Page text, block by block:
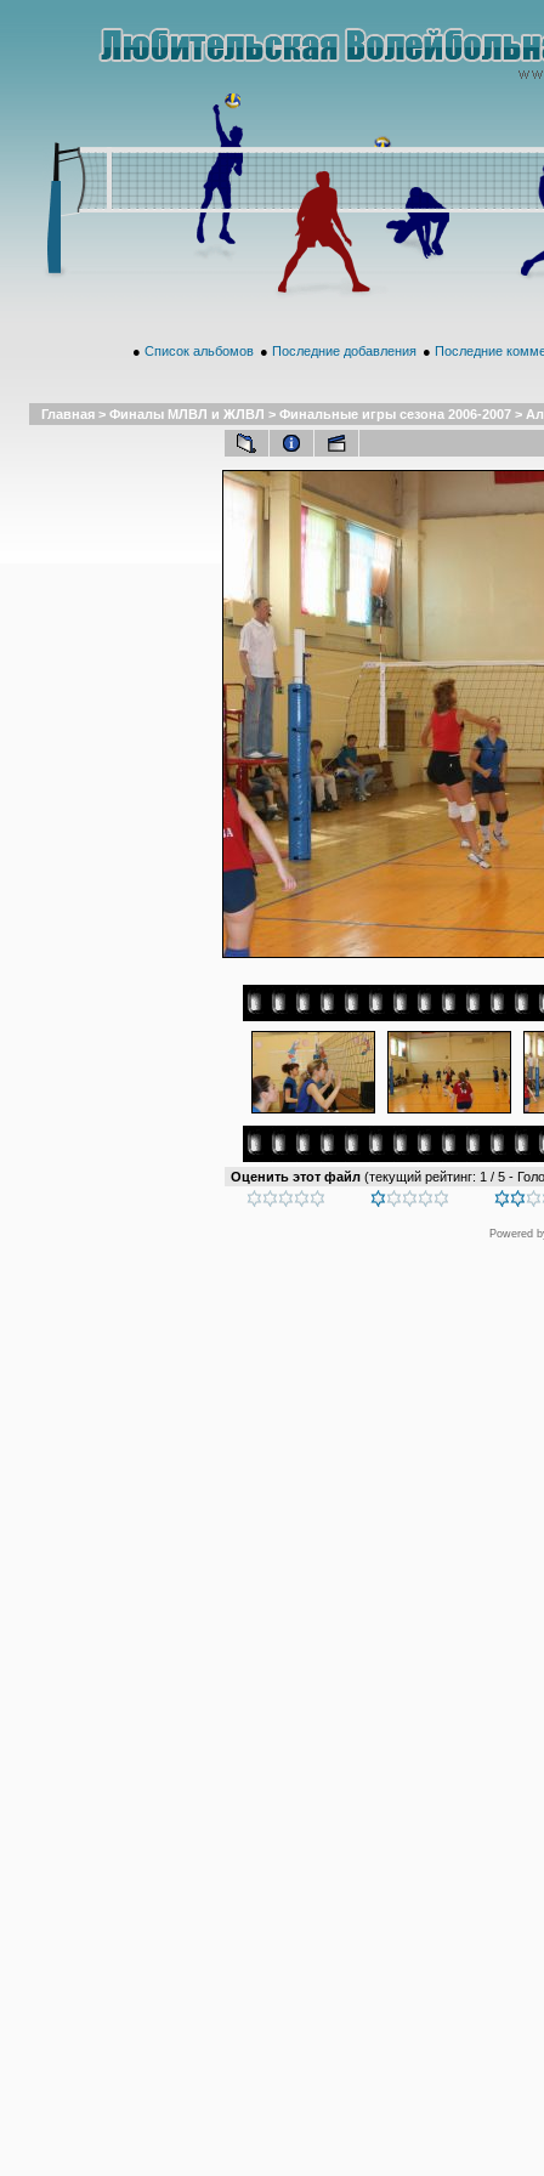
● Список альбомов ● Последние добавления ● Последние
Главная > Финалы МЛВЛ и ЖЛВЛ > Финальные игры сезона 2006-2007 >
Оценить этот файл (текущий рейтинг: 1 / 5 -
Powered